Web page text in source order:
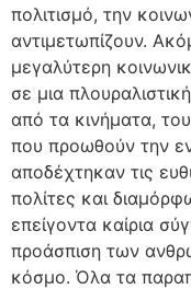
πολιτισμό, την
αντιμετωπίζουν.
μεγαλύτερη
σε μια
από τα κινήματα,
που προωθούν την
αποδέχτηκαν τις
πολίτες και
επείγοντα καίρια
προάσπιση των
κόσμο. Όλα τα